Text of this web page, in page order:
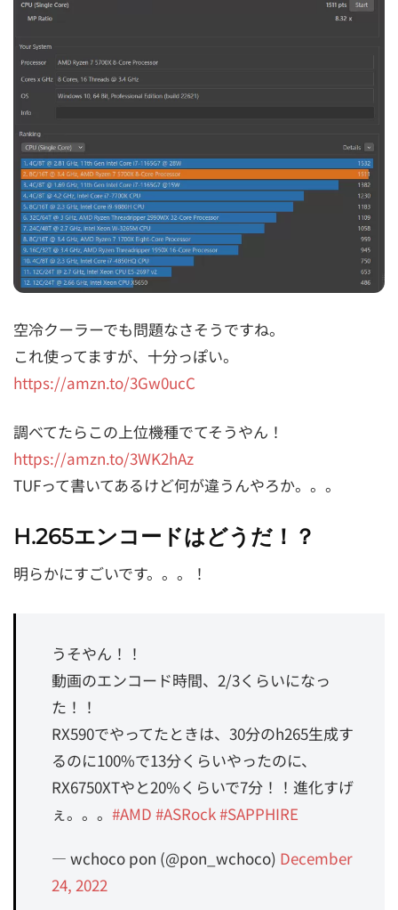
空冷クーラーでも問題なさそうですね。
これ使ってますが、十分っぽい。
https://amzn.to/3Gw0ucC
調べてたらこの上位機種でてそうやん！
https://amzn.to/3WK2hAz
TUFって書いてあるけど何が違うんやろか。。。
H.265エンコードはどうだ！？
明らかにすごいです。。。！
うそやん！！
動画のエンコード時間、2/3くらいになっ
た！！
RX590でやってたときは、30分のh265生成す
るのに100%で13分くらいやったのに、
RX6750XTやと20%くらいで7分！！進化すげ
ぇ。。。 #AMD #ASRock#SAPPHIRE
— wchoco pon (@pon_wchoco) December
24, 2022